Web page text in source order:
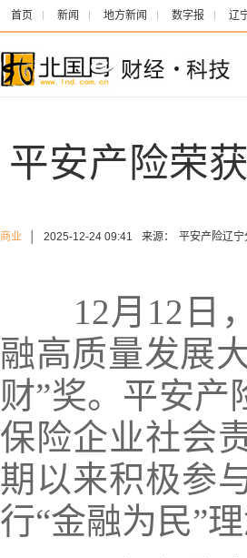
首页 新闻 地方新闻 数字报 辽
平安产险荣
商业 2025-12-24 09:41 来源： 平安产险辽宁
12月12日，
融高质量发展
财”奖。 平安产
保险企业社会
期以来积极参
行“金融为民”